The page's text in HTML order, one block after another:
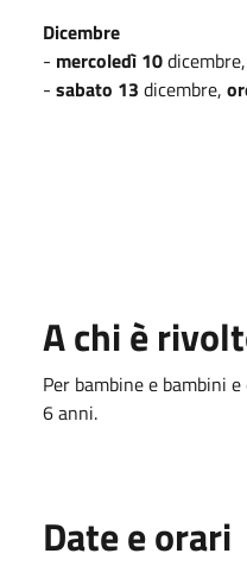
Dicembre
- mercoledì 10dicembre,
- sabato 13 dicembre,
A chi è
Per bambine e bambini
6 anni.
Date e orari